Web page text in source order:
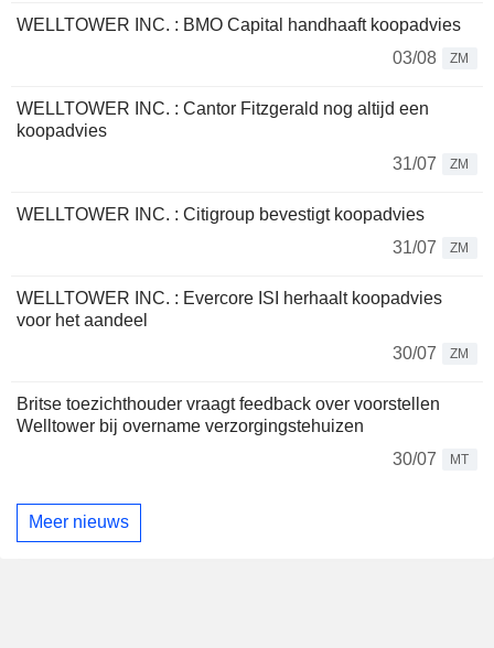
WELLTOWER INC. : BMO Capital handhaaft koopadvies
03/08
ZM
WELLTOWER INC. : Cantor Fitzgerald nog altijd een
koopadvies
31/07
ZM
WELLTOWER INC. : Citigroup bevestigt koopadvies
31/07
ZM
WELLTOWER INC. : Evercore ISI herhaalt koopadvies
voor het aandeel
30/07
ZM
Britse toezichthouder vraagt feedback over voorstellen
Welltower bij overname verzorgingstehuizen
30/07
MT
Meer nieuws